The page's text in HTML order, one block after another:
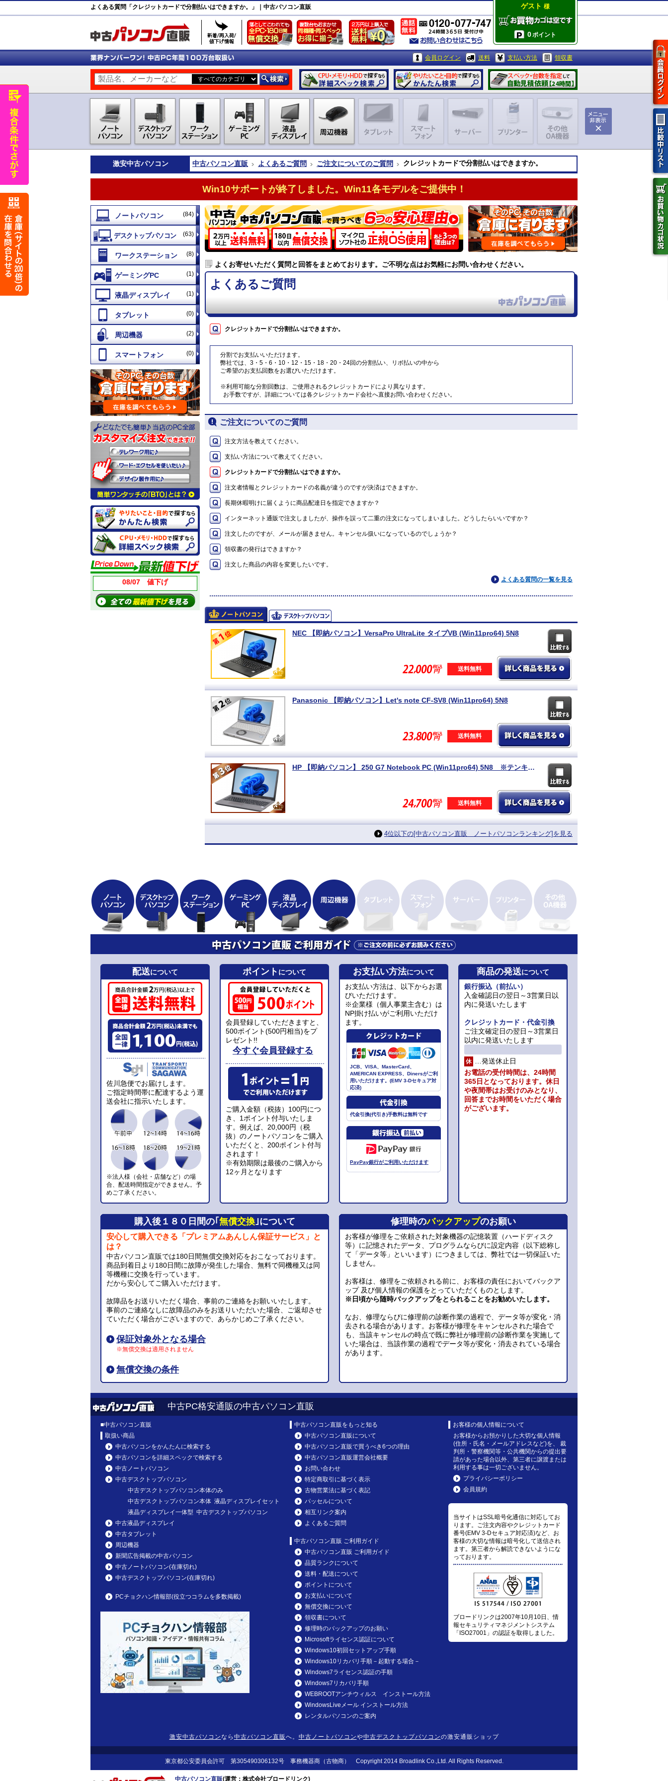
よくある質問「クレジットカードで分割払いはできますか。」｜中古パソコン直販 ゲスト 様
0ポイント
会員ログイン 送料 支払い方法 領収書
激安中古パソコン 中古パソコン直販 よくあるご質問 ご注文についてのご質問 クレジットカードで分割払いはできますか。
Win10サポートが終了しました。Win11各モデルをご提供中！
(84)
(63)
(8)
(1)
(1)
(0)
(2)
(0)
08/07 値下げ
よくお寄せいただく質問と回答をまとめております。ご不明な点はお気軽にお問い合わせください。
よくあるご質問
クレジットカードで分割払いはできますか。
分割でお支払いいただけます。
弊社では、3・5・6・10・12・15・18・20・24回の分割払い、リボ払いの中から
ご希望のお支払回数をお選びいただけます。
※利用可能な分割回数は、ご使用されるクレジットカードにより異なります。
お手数ですが、詳細については各クレジットカード会社へ直接お問い合わせください。
ご注文についてのご質問
注文方法を教えてください。
支払い方法について教えてください。
クレジットカードで分割払いはできますか。
注文者情報とクレジットカードの名義が違うのですが決済はできますか。
長期休暇明けに届くように商品配達日を指定できますか？
インターネット通販で注文しましたが、操作を誤って二重の注文になってしまいました。どうしたらいいですか？
注文したのですが、メールが届きません。キャンセル扱いになっているのでしょうか？
領収書の発行はできますか？
注文した商品の内容を変更したいです。
よくある質問の一覧を見る
NEC 【即納パソコン】VersaPro UltraLite タイプVB (Win11pro64) 5N8
送料無料
Panasonic 【即納パソコン】Let's note CF-SV8 (Win11pro64) 5N8
送料無料
HP 【即納パソコン】 250 G7 Notebook PC (Win11pro64) 5N8 ※テンキー付
送料無料
4位以下の[中古パソコン直販 ノートパソコンランキング]を見る
配送について ポイント について お支払い方法について 商品の発送について
佐川急便でお届けします。
ご指定時間帯に配達するよう運
送会社に指示いたします。
※法人様（会社・店舗など）の場
合、配送時間指定ができません。予
めご了承ください。
会員登録していただきますと、
500ポイント(500円相当)をプ
レゼント!!
今すぐ会員登録する
ご購入金額（税抜）100円につ
き、1ポイント付与いたしま
す。例えば、20,000円（税
抜）のノートパソコンをご購入
いただくと、200ポイント付与
されます！
※有効期限は最後のご購入から
12ヶ月となります
お支払い方法は、以下からお選
びいただけます。
※企業様（個人事業主含む）は
NP掛け払いがご利用いただけ
ます。
JCB、VISA、MasterCard、
AMERICAN EXPRESS、Dinersがご利
用いただけます。(EMV 3-Dセキュア対
応済)
代金引換(代引き)手数料は無料です
PayPay銀行がご利用いただけます
銀行振込（前払い）
入金確認日の翌日～3営業日以
内に発送いたします
クレジットカード・代金引換
ご注文確定日の翌日～3営業日
以内に発送いたします
休
…発送休止日
お電話の受付時間は、24時間
365日となっております。休日
や夜間帯はお受けのみとなり、
回答までお時間をいただく場合
がございます。
購入後１８０日間の｢ 無償交換｣について 修理時のバックアップのお願い
安心して購入できる「プレミアムあんしん保証サービス」と
は？
中古パソコン直販では180日間無償交換対応をおこなっております。
商品到着日より180日間に故障が発生した場合、無料で同機種又は同
等機種に交換を行っています。
だから安心してご購入いただけます。
故障品をお送りいただく場合、事前のご連絡をお願いいたします。
事前のご連絡なしに故障品のみをお送りいただいた場合、ご返却させ
ていただく場合がございますので、あらかじめご了承ください。
保証対象外となる場合
※無償交換は適用されません
無償交換の条件
お客様が修理をご依頼された対象機器の記憶装置（ハードディスク
等）に記憶されたデータ、プログラムならびに設定内容（以下総称し
て「データ等」といいます）につきましては、弊社では一切保証いた
しません。
お客様は、修理をご依頼される前に、お客様の責任においてバックア
ップ 及び個人情報の保護をとっていただくものとします。
※日頃から随時バックアップをとられることをお勧めいたします。
なお、修理ならびに修理前の診断作業の過程で、データ等が変化・消
去される場合があります。お客様が修理をキャンセルされた場合で
も、当該キャンセルの時点で既に弊社が修理前の診断作業を実施して
いた場合は、当該作業の過程でデータ等が変化・消去されている場合
があります。
中古PC格安通販の中古パソコン直販
■中古パソコン直販
取扱い商品
中古パソコンをかんたんに検索する
中古パソコンを詳細スペックで検索する
中古ノートパソコン
中古デスクトップパソコン
中古デスクトップパソコン本体のみ
中古デスクトップパソコン本体 液晶ディスプレイセット
液晶ディスプレイ一体型 中古デスクトップパソコン
中古液晶ディスプレイ
中古タブレット
周辺機器
新聞広告掲載の中古パソコン
中古ノートパソコン(在庫切れ)
中古デスクトップパソコン(在庫切れ)
PCチョクハン情報部(役立つコラムを多数掲載)
中古パソコン直販をもっと知る
中古パソコン直販について
中古パソコン直販で買うべき6つの理由
中古パソコン直販運営会社概要
お問い合わせ
特定商取引に基づく表示
古物営業法に基づく表記
パッセルについて
相互リンク案内
よくあるご質問
中古パソコン直販 ご利用ガイド
中古パソコン直販 ご利用ガイド
品質ランクについて
送料・配送について
ポイントについて
お支払いについて
無償交換について
領収書について
修理時のバックアップのお願い
Microsoftライセンス認証について
Windows10初回セットアップ手順
Windows10リカバリ手順－起動する場合－
Windows7ライセンス認証の手順
Windows7リカバリ手順
WEBROOTアンチウィルス インストール方法
WindowsLiveメール インストール方法
レンタルパソコンのご案内
お客様の個人情報について
お客様からお預かりした大切な個人情報
(住所・氏名・メールアドレスなど)を、 裁
判所・警察機関等・公共機関からの提出要
請があった場合以外、第三者に譲渡または
利用する事は一切ございません。
プライバシーポリシー
会員規約
当サイトはSSL暗号化通信に対応してお
ります。ご注文内容やクレジットカード
番号(EMV 3-Dセキュア対応済)など、お
客様の大切な情報は暗号化して送信され
ます。第三者から解読できないようにな
っております。
ブロードリンクは2007年10月10日、情
報セキュリティマネジメントシステム
「ISO27001」の認証を取得しました。
激安中古パソコンなら 中古パソコン直販 へ。 中古ノートパソコンや中古デスクトップパソコンの激安通販ショップ
東京都公安委員会許可 第305490306132号 事務機器商（古物商） Copyright 2014 Broadlink Co.,Ltd. All Rights Reserved.
中古パソコン直販(運営：株式会社ブロードリンク)